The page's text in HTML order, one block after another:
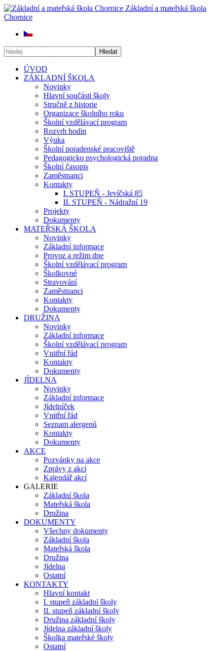
Základní a mateřská škola
Chornice
Hledat
ÚVOD
ZÁKLADNÍ ŠKOLA
Novinky
Hlavní součásti školy
Stručně z historie
Organizace školního roku
Školní vzdělávací program
Rozvrh hodin
Výuka
Školní poradenské pracoviště
Pedagogicko psychologická poradna
Školní časopis
Zaměstnanci
Kontakty
I. STUPEŇ - Jevíčská 85
II. STUPEŇ - Nádražní 19
Projekty
Dokumenty
MATEŘSKÁ ŠKOLA
Novinky
Základní informace
Provoz a režim dne
Školní vzdělávací program
Školkovné
Stravování
Zaměstnanci
Kontakty
Dokumenty
DRUŽINA
Novinky
Základní informace
Školní vzdělávací program
Vnitřní řád
Kontakty
Dokumenty
JÍDELNA
Novinky
Základní informace
Jídelníček
Vnitřní řád
Seznam alergenů
Kontakty
Dokumenty
AKCE
Pozvánky na akce
Zprávy z akcí
Kalendář akcí
GALERIE
Základní škola
Mateřská škola
Družina
DOKUMENTY
Všechny dokumenty
Základní škola
Mateřská škola
Družina
Jídelna
Ostatní
KONTAKTY
Hlavní kontakt
I. stupeň základní školy
II. stupeň základní školy
Družina základní školy
Jídelna základní školy
Školka mateřské školy
Ostatní